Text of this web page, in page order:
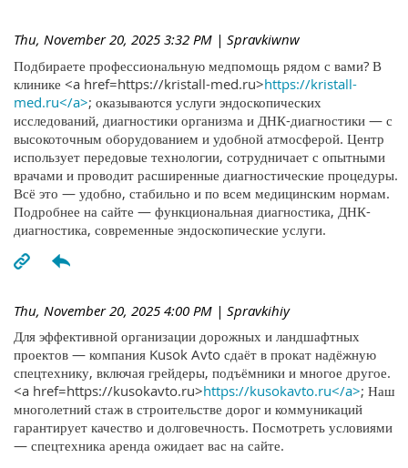
Thu, November 20, 2025 3:32 PM | Spravkiwnw
Подбираете профессиональную медпомощь рядом с вами? В
клинике <a href=https://kristall-med.ru>https://kristall-
med.ru</a>; оказываются услуги эндоскопических
исследований, диагностики организма и ДНК-диагностики — с
высокоточным оборудованием и удобной атмосферой. Центр
использует передовые технологии, сотрудничает с опытными
врачами и проводит расширенные диагностические процедуры.
Всё это — удобно, стабильно и по всем медицинским нормам.
Подробнее на сайте — функциональная диагностика, ДНК-
диагностика, современные эндоскопические услуги.
Thu, November 20, 2025 4:00 PM | Spravkihiy
Для эффективной организации дорожных и ландшафтных
проектов — компания Kusok Avto сдаёт в прокат надёжную
спецтехнику, включая грейдеры, подъёмники и многое другое.
<a href=https://kusokavto.ru>https://kusokavto.ru</a>; Наш
многолетний стаж в строительстве дорог и коммуникаций
гарантирует качество и долговечность. Посмотреть условиями
— спецтехника аренда ожидает вас на сайте.